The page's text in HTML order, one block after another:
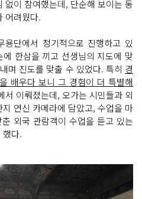
없이 참여했는데, 단순해 보이는 동
어려웠다.
단에서 정기적으로 진행하고 있
한삼을 끼고 선생님의 지도에 맞
며 진도를 맞출 수 있었다. 특히 경
배우다 보니 그 경험이 더 특별해
서 이뤄졌는데, 오가는 시민들과 외
연신 카메라에 담았고, 수업을 마
외국 관람객이 수업을 듣고 있는
했다.